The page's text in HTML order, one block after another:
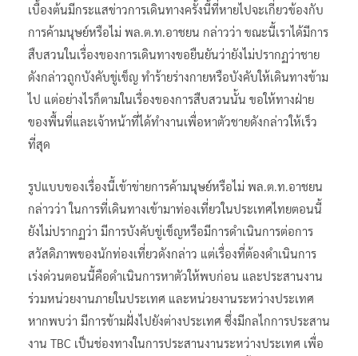
เบื้องต้นมีกระแสข่าวการเดินทางครั้งนี้ที่หายไปจะเกี่ยวข้องกับ
การค้ามนุษย์หรือไม่ พล.ต.ท.อาชยน กล่าวว่า ขณะนี้เราได้มีการ
สืบสวนในเรื่องของการเดินทางขอยืนยันว่ายังไม่ปรากฏว่าชาย
ดังกล่าวถูกบังคับขู่เข็ญ ทำร้ายร่างกายหรือบังคับให้เดินทางข้าม
ไป แต่อย่างไรก็ตามในเรื่องของการสืบสวนนั้น ขอให้ทางฝ่าย
ของพื้นที่และเจ้าหน้าที่ได้ทำงานเพื่อหาตัวชายดังกล่าวให้เร็ว
ที่สุด
รูปแบบของเรื่องนี้เข้าข่ายการค้ามนุษย์หรือไม่ พล.ต.ท.อาชยน
กล่าวว่า ในการที่เดินทางเข้ามาท่องเที่ยวในประเทศไทยตอนนี้
ยังไม่ปรากฏว่า มีการบังคับขู่เข็ญหรือมีการดำเนินการต่อการ
สวัสดิภาพของนักท่องเที่ยวดังกล่าว แต่เรื่องที่ต้องดำเนินการ
เร่งด่วนตอนนี้คือดำเนินการหาตัวให้พบก่อน และประสานงาน
ร่วมหน่วยงานภายในประเทศ และหน่วยงานระหว่างประเทศ
หากพบว่า มีการข้ามฝั่งไปยังต่างประเทศ ซึ่งมีกลไกการประสาน
งาน TBC เป็นช่องทางในการประสานงานระหว่างประเทศ เพื่อ